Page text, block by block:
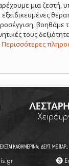
μια ζεστή,
βοηθάμε
τους
Περισσότερες